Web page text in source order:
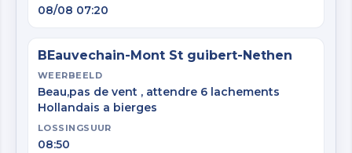
08/08 07:20
BEauvechain-Mont St guibert-Nethen
WEERBEELD
Beau,pas de vent , attendre 6 lachements
Hollandais a bierges
LOSSINGSUUR
08:50